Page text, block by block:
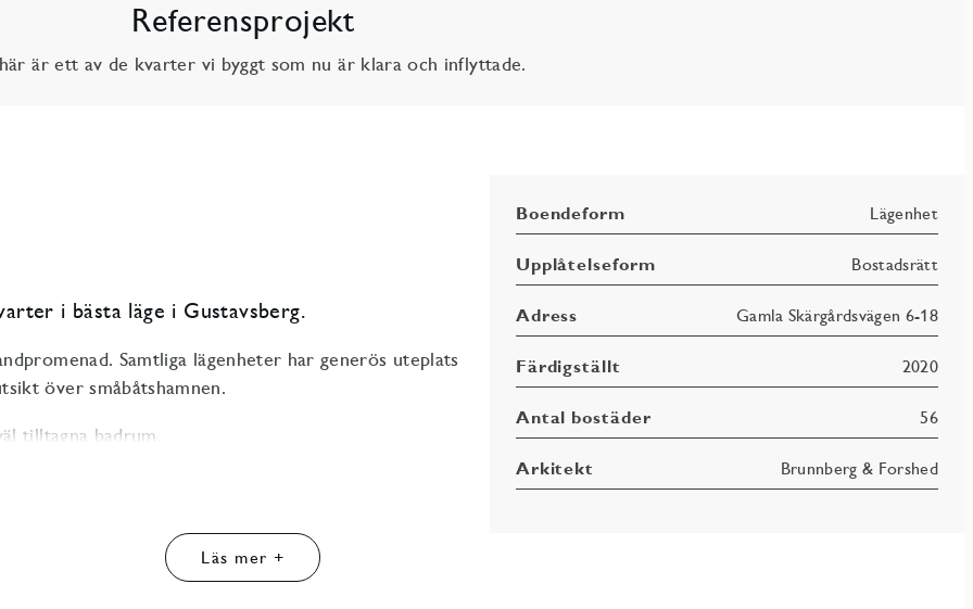
Referensprojekt
är ett av de kvarter vi byggt som nu är klara och inflyttade.
i bästa läge i Gustavsberg.
Samtliga lägenheter har generös uteplats
över småbåtshamnen.
tilltagna badrum.
ett punkthus i fyra våningar.
finns i bottenvåningen på ett av punkthusen.
Boendeform Lägenhet
Upplåtelseform Bostadsrätt
Adress Gamla Skärgårdsvägen 6-18
Färdigställt 2020
Antal bostäder 56
Arkitekt Brunnberg & Forshed
Läs mer +